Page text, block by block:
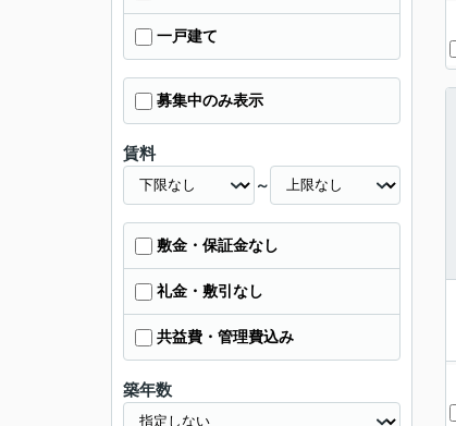
一戸建て
募集中のみ表示
賃料
～
敷金・保証金なし
礼金・敷引なし
共益費・管理費込み
築年数